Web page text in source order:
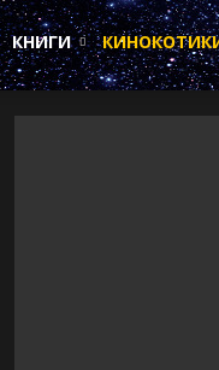
КНИГИ